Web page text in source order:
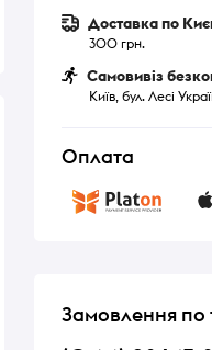
Доставка по
300 грн.
Самовивіз
Київ, бул. Лесі
Оплата
Замовлення по